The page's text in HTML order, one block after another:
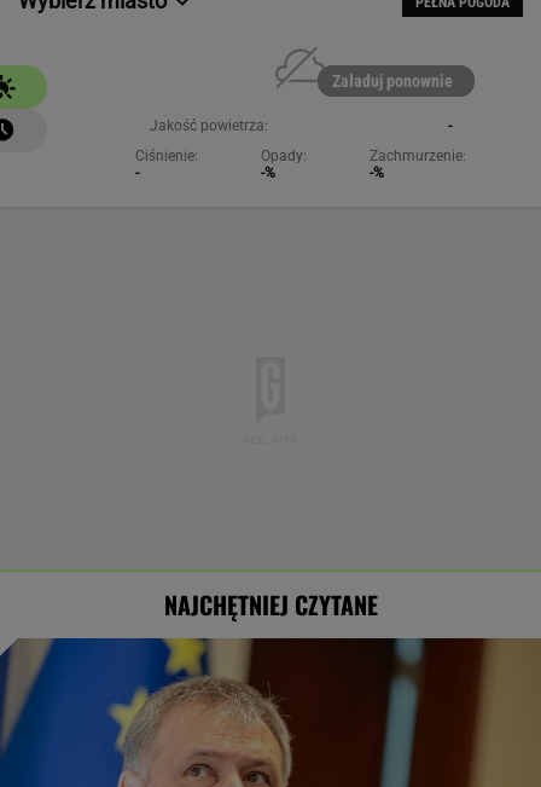
Załaduj ponownie
Jakość powietrza:
-
Ciśnienie:
-
Opady:
-%
Zachmurzenie:
-%
NAJCHĘTNIEJ CZYTANE